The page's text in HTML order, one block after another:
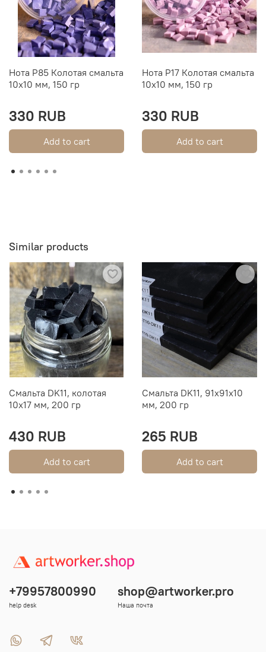
Нота P85 Колотая смальта
10х10 мм, 150 гр
330 RUB
Add to cart
Нота P17 Колотая смальта
10х10 мм, 150 гр
330 RUB
Add to cart
Similar products
Смальта DK11, колотая
10х17 мм, 200 гр
430 RUB
Add to cart
Смальта DK11, 91х91х10
мм, 200 гр
265 RUB
Add to cart
+79957800990
help desk
shop@artworker.pro
Наша почта